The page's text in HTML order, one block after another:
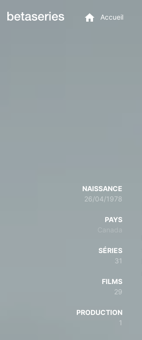
Accueil
NAISSANCE
26/04/1978
PAYS
Canada
SÉRIES
31
FILMS
29
PRODUCTION
1